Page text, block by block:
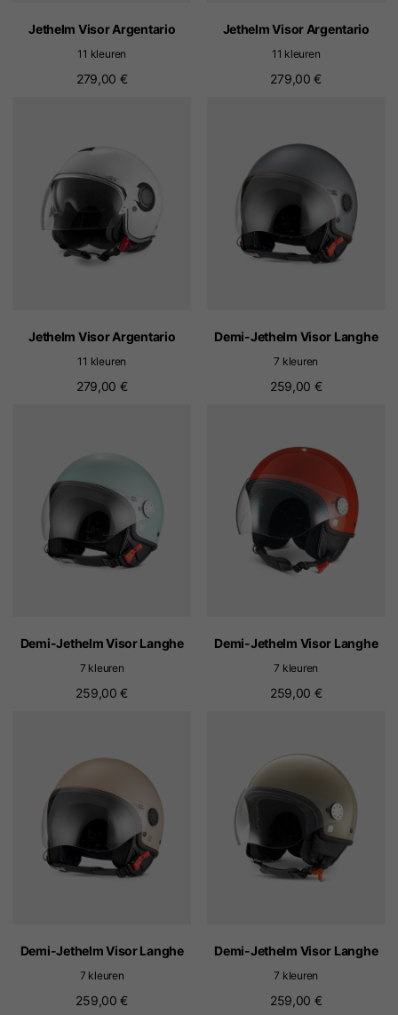
Jethelm Visor Argentario
11 kleuren
279,00 €
Jethelm Visor Argentario
11 kleuren
279,00 €
Jethelm Visor Argentario
11 kleuren
279,00 €
Demi-Jethelm Visor Langhe
7 kleuren
259,00 €
Demi-Jethelm Visor Langhe
7 kleuren
259,00 €
Demi-Jethelm Visor Langhe
7 kleuren
259,00 €
Demi-Jethelm Visor Langhe
7 kleuren
259,00 €
Demi-Jethelm Visor Langhe
7 kleuren
259,00 €